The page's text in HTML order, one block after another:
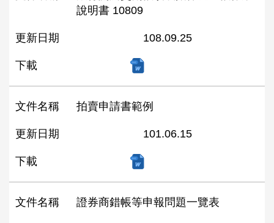
說明書 10809
更新日期 108.09.25
下載
文件名稱 拍賣申請書範例
更新日期 101.06.15
下載
文件名稱 證券商錯帳等申報問題一覽表